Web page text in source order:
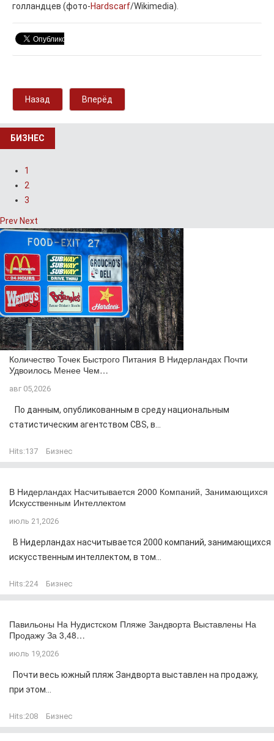
голландцев (фото-Hardscarf/Wikimedia).
Назад Вперёд
БИЗНЕС
1
2
3
Prev Next
Количество Точек Быстрого Питания В Нидерландах Почти
Удвоилось Менее Чем…
авг 05,2026
По данным, опубликованным в среду национальным
статистическим агентством CBS, в...
Hits:137 Бизнес
В Нидерландах Насчитывается 2000 Компаний, Занимающихся
Искусственным Интеллектом
июль 21,2026
В Нидерландах насчитывается 2000 компаний, занимающихся
искусственным интеллектом, в том...
Hits:224 Бизнес
Павильоны На Нудистском Пляже Зандворта Выставлены На
Продажу За 3,48…
июль 19,2026
Почти весь южный пляж Зандворта выставлен на продажу,
при этом...
Hits:208 Бизнес